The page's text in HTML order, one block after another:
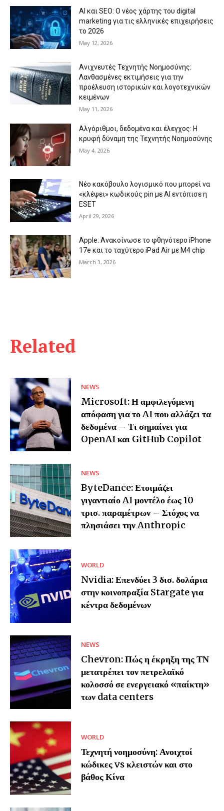
Related
NEWS
Microsoft: Η αμφιλεγόμενη
απόφαση για το AI που αλλάζει τα
δεδομένα – Τι σημαίνει για
OpenAI και GitHub Copilot
NEWS
ByteDance: Ετοιμάζει
γιγαντιαίο AI μοντέλο έως 10
τρισ. παραμέτρων – Στόχος να
πλησιάσει την Anthropic
WORLD
Nvidia: Επενδύει 3 δισ. δολάρια
στην κοινοπραξία Stargate για
κέντρα δεδομένων
NEWS
Chevron: Πώς η έκρηξη της ΤΝ
μετατρέπει τον πετρελαϊκό
κολοσσό σε ενεργειακό «παίκτη»
των data centers
WORLD
Τεχνητή νοημοσύνη: Ανοιχτοί
κώδικες vs κλειστών και στο
βάθος Κίνα
AI και SEO: Ο νέος χάρτης του digital
marketing για τις ελληνικές επιχειρήσεις
το 2026
May 12, 2026
Ανιχνευτές Τεχνητής Νοημοσύνης:
Λανθασμένες εκτιμήσεις για την
προέλευση ιστορικών και λογοτεχνικών
κειμένων
May 11, 2026
Αλγόριθμοι, δεδομένα και έλεγχος: Η
κρυφή δύναμη της Τεχνητής Νοημοσύνης
May 4, 2026
Νέο κακόβουλο λογισμικό που μπορεί να
«κλέψει» κωδικούς pin με AI εντόπισε η
ESET
April 29, 2026
Apple: Ανακοίνωσε το φθηνότερο iPhone
17e και το ταχύτερο iPad Air με Μ4 chip
March 3, 2026